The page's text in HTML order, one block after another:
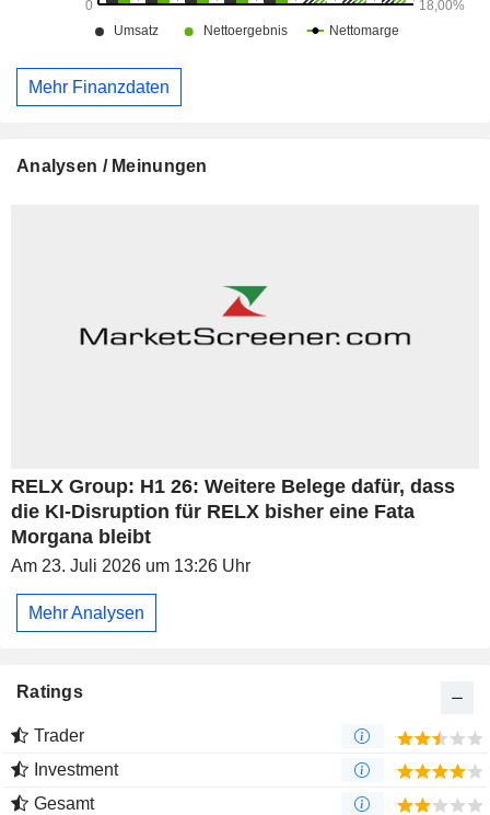
Nettoumsatz gliedert sich nach Art der Einnahmen in
Abonnementumsätze (54,1 %) und Transaktionsumsätze
Vereinigtes Königreich (6,6 %), Europa (14,2 %),
Nordamerika (58,2 %) und Sonstige (20,3 %).
Mehr Finanzdaten
Analysen / Meinungen
RELX Group: H1 26: Weitere Belege dafür, dass
die KI-Disruption für RELX bisher eine Fata
Morgana bleibt
Am 23. Juli 2026 um 13:26 Uhr
Mehr Analysen
Ratings
Trader
Investment
Gesamt